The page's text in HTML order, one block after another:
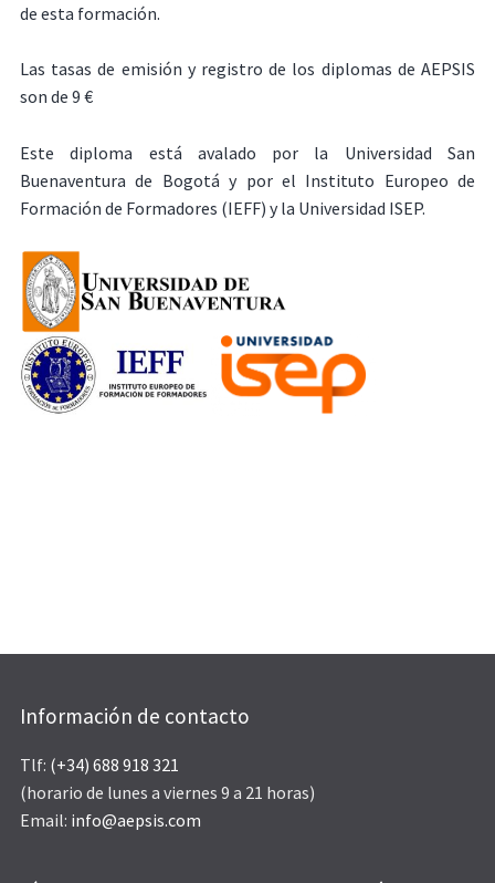
de esta formación.
Las tasas de emisión y registro de los diplomas de AEPSIS
son de 9 €
Este diploma está avalado por la Universidad San
Buenaventura de Bogotá y por el Instituto Europeo de
Formación de Formadores (IEFF) y la Universidad ISEP.
Información de contacto
Tlf: (+34) 688 918 321
(horario de lunes a viernes 9 a 21 horas)
Email: info@aepsis.com